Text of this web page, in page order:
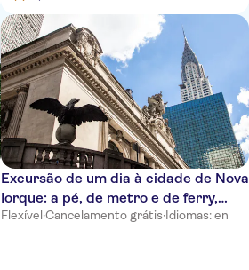
Excursão de um dia à cidade de Nova
Iorque: a pé, de metro e de ferry,
com upgrade opcional para o One
Flexível·Cancelamento grátis·Idiomas: en